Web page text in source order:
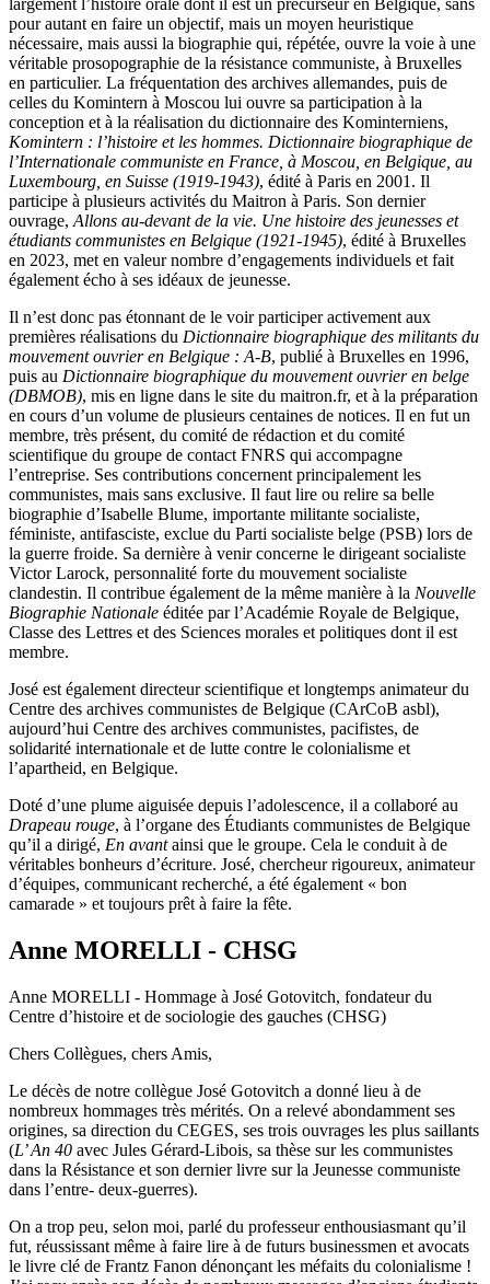
pour autant en faire un objectif, mais un moyen heuristique
nécessaire, mais aussi la biographie qui, répétée, ouvre la voie à une
véritable prosopographie de la résistance communiste, à Bruxelles
en particulier. La fréquentation des archives allemandes, puis de
celles du Komintern à Moscou lui ouvre sa participation à la
conception et à la réalisation du dictionnaire des Kominterniens,
Komintern : l’histoire et les hommes. Dictionnaire biographique de
l’Internationale communiste en France, à Moscou, en Belgique, au
Luxembourg, en Suisse (1919-1943), édité à Paris en 2001. Il
participe à plusieurs activités du Maitron à Paris. Son dernier
ouvrage, Allons au-devant de la vie. Une histoire des jeunesses et
étudiants communistes en Belgique (1921-1945), édité à Bruxelles
en 2023, met en valeur nombre d’engagements individuels et fait
également écho à ses idéaux de jeunesse.
Il n’est donc pas étonnant de le voir participer activement aux
premières réalisations du Dictionnaire biographique des militants du
mouvement ouvrier en Belgique : A-B, publié à Bruxelles en 1996,
puis au Dictionnaire biographique du mouvement ouvrier en belge
(DBMOB), mis en ligne dans le site du maitron.fr, et à la préparation
en cours d’un volume de plusieurs centaines de notices. Il en fut un
membre, très présent, du comité de rédaction et du comité
scientifique du groupe de contact FNRS qui accompagne
l’entreprise. Ses contributions concernent principalement les
communistes, mais sans exclusive. Il faut lire ou relire sa belle
biographie d’Isabelle Blume, importante militante socialiste,
féministe, antifasciste, exclue du Parti socialiste belge (PSB) lors de
la guerre froide. Sa dernière à venir concerne le dirigeant socialiste
Victor Larock, personnalité forte du mouvement socialiste
clandestin. Il contribue également de la même manière à la Nouvelle
Biographie Nationale éditée par l’Académie Royale de Belgique,
Classe des Lettres et des Sciences morales et politiques dont il est
membre.
José est également directeur scientifique et longtemps animateur du
Centre des archives communistes de Belgique (CArCoB asbl),
aujourd’hui Centre des archives communistes, pacifistes, de
solidarité internationale et de lutte contre le colonialisme et
l’apartheid, en Belgique.
Doté d’une plume aiguisée depuis l’adolescence, il a collaboré au
Drapeau rouge, à l’organe des Étudiants communistes de Belgique
qu’il a dirigé, En avantainsi que le groupe. Cela le conduit à de
véritables bonheurs d’écriture. José, chercheur rigoureux, animateur
d’équipes, communicant recherché, a été également « bon
camarade » et toujours prêt à faire la fête.
Anne MORELLI - CHSG
Anne MORELLI - Hommage à José Gotovitch, fondateur du
Centre d’histoire et de sociologie des gauches (CHSG)
Chers Collègues, chers Amis,
Le décès de notre collègue José Gotovitch a donné lieu à de
nombreux hommages très mérités. On a relevé abondamment ses
origines, sa direction du CEGES, ses trois ouvrages les plus saillants
(L’ An 40 avec Jules Gérard-Libois, sa thèse sur les communistes
dans la Résistance et son dernier livre sur la Jeunesse communiste
dans l’entre- deux-guerres).
On a trop peu, selon moi, parlé du professeur enthousiasmant qu’il
fut, réussissant même à faire lire à de futurs businessmen et avocats
le livre clé de Frantz Fanon dénonçant les méfaits du colonialisme !